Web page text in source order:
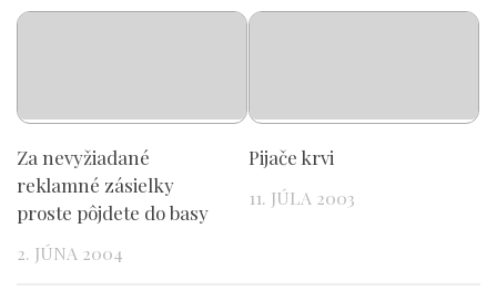
Za nevyžiadané
reklamné zásielky
proste pôjdete do basy
2. JÚNA 2004
Pijače krvi
11. JÚLA 2003